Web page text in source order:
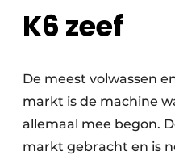
K6 zeef
De meest volwassen
markt is de machine
allemaal mee begon.
markt gebracht en is